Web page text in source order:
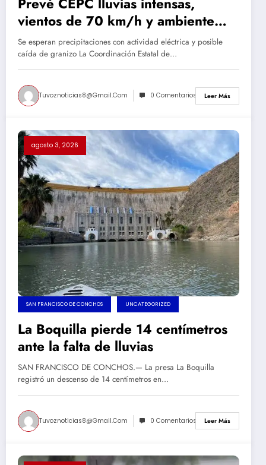
vientos de 70 km/h y ambiente
caluroso en el estado
Se esperan precipitaciones con actividad eléctrica y posible
caída de granizo La Coordinación Estatal de…
Tuvoznoticias8@gmail.com 0 Comentarios Leer Más
agosto 3, 2026
SAN FRANCISCO DE CONCHOS UNCATEGORIZED
La Boquilla pierde 14 centímetros
ante la falta de lluvias
SAN FRANCISCO DE CONCHOS.— La presa La Boquilla
registró un descenso de 14 centímetros en…
Tuvoznoticias8@gmail.com 0 Comentarios Leer Más